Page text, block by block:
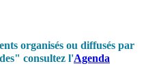
organisés ou diffusés par
consultez l'Agenda